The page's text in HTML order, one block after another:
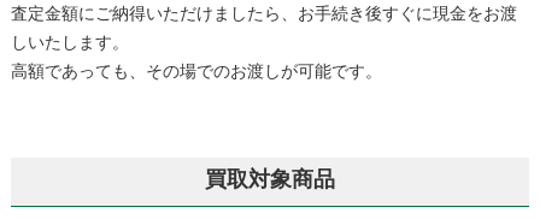
査定金額にご納得いただけましたら、お手続き後すぐに現金をお渡
しいたします。
高額であっても、その場でのお渡しが可能です。
買取対象商品